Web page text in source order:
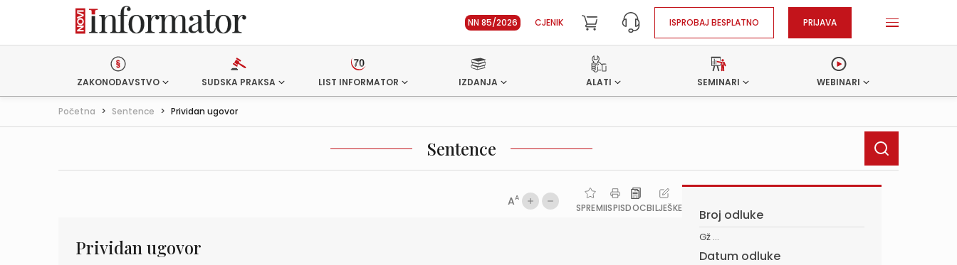
NN 85/2026 CJENIK ISPROBAJ BESPLATNO PRIJAVA
ZAKONODAVSTVO SUDSKA PRAKSA LIST INFORMATOR IZDANJA ALATI SEMINARI WEBINARI
Početna > Sentence > Prividan ugovor
Sentence
AA
SPREMIISPISDOCBILJEŠKE
Prividan ugovor
Broj odluke
Gž ...
Datum odluke